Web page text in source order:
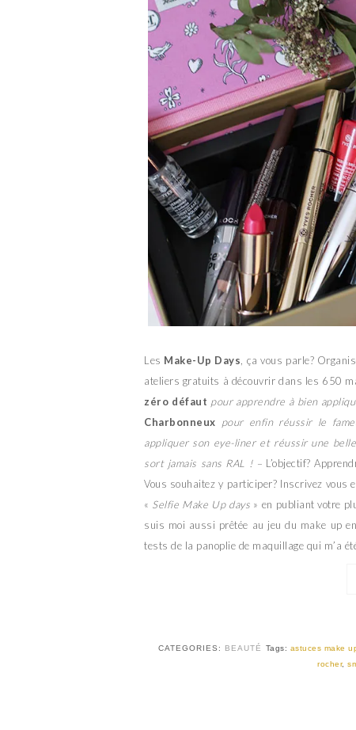
Les Make-Up Days, ça vous parle?
ateliers gratuits à découvrir dans les 650
zéro défaut pour apprendre à bien
Charbonneux pour enfin réussir le
appliquer son eye-liner et réussir une
sort jamais sans RAL ! – L’objectif?
Vous souhaitez y participer? Inscrivez
« Selfie Make Up days » en publiant votre
suis moi aussi prêtée au jeu du make up
tests de la panoplie de maquillage qui m’a
CATEGORIES: BEAUTÉ Tags: astuces make
rocher,